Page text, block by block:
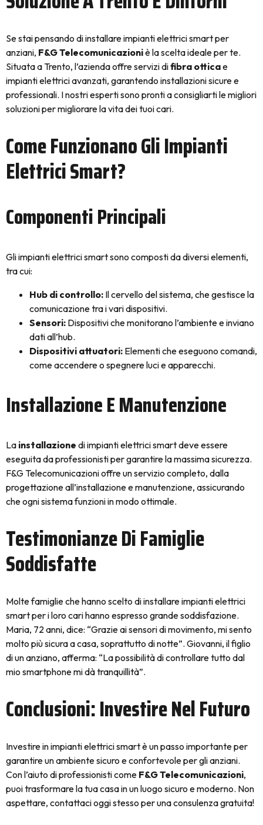
Se stai pensando di installare impianti elettrici smart per
anziani, F&G Telecomunicazioniè la scelta ideale per te.
Situata a Trento, l’azienda offre servizi difibra otticae
impianti elettrici avanzati, garantendo installazioni sicure e
professionali. I nostri esperti sono pronti a consigliarti le migliori
soluzioni per migliorare la vita dei tuoi cari.
Come Funzionano Gli Impianti
Elettrici Smart?
Componenti Principali
Gli impianti elettrici smart sono composti da diversi elementi,
tra cui:
Hub di controllo: Il cervello del sistema, che gestisce la
comunicazione tra i vari dispositivi.
Sensori: Dispositivi che monitorano l’ambiente e inviano
dati all’hub.
Dispositivi attuatori: Elementi che eseguono comandi,
come accendere o spegnere luci e apparecchi.
Installazione E Manutenzione
La installazione di impianti elettrici smart deve essere
eseguita da professionisti per garantire la massima sicurezza.
F&G Telecomunicazioni offre un servizio completo, dalla
progettazione all’installazione e manutenzione, assicurando
che ogni sistema funzioni in modo ottimale.
Testimonianze Di Famiglie
Soddisfatte
Molte famiglie che hanno scelto di installare impianti elettrici
smart per i loro cari hanno espresso grande soddisfazione.
Maria, 72 anni, dice: “Grazie ai sensori di movimento, mi sento
molto più sicura a casa, soprattutto di notte”. Giovanni, il figlio
di un anziano, afferma: “La possibilità di controllare tutto dal
mio smartphone mi dà tranquillità”.
Conclusioni: Investire Nel Futuro
Investire in impianti elettrici smart è un passo importante per
garantire un ambiente sicuro e confortevole per gli anziani.
Con l’aiuto di professionisti come F&G Telecomunicazioni,
puoi trasformare la tua casa in un luogo sicuro e moderno. Non
aspettare, contattaci oggi stesso per una consulenza gratuita!